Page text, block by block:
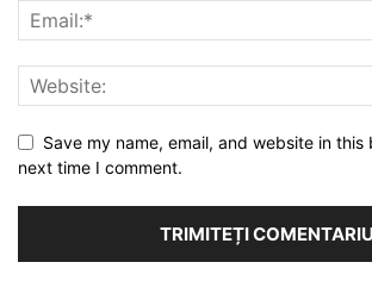
Save my name, email, and website in this
next time I comment.